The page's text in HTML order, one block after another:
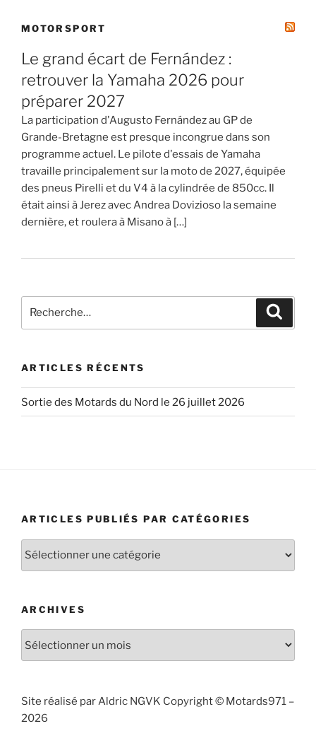
MOTORSPORT
Le grand écart de Fernández :
retrouver la Yamaha 2026 pour
préparer 2027
La participation d'Augusto Fernández au GP de
Grande-Bretagne est presque incongrue dans son
programme actuel. Le pilote d'essais de Yamaha
travaille principalement sur la moto de 2027, équipée
des pneus Pirelli et du V4 à la cylindrée de 850cc. Il
était ainsi à Jerez avec Andrea Dovizioso la semaine
dernière, et roulera à Misano à […]
pour
ARTICLES RÉCENTS
Sortie des Motards du Nord le 26 juillet 2026
ARTICLES PUBLIÉS PAR CATÉGORIES
Articles
ARCHIVES
Site réalisé par Aldric NGVK Copyright © Motards971 –
2026